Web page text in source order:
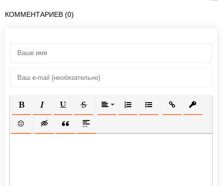
КОММЕНТАРИЕВ (0)
ПОЛУЖИРНЫЙ
КУРСИВПОДЧЕРКНУТЫЙ
ЗАЧЕРКНУТЫЙВЫРАВНИВАНИЕ
НУМЕРОВАННЫЙ СПИСОК
МАРКИРОВАННЫЙ
ВСТАВИТЬ
ВСТАВИТЬ СМАЙЛИК
ВСТАВКА СКРЫТОГО ТЕКСТА
ВСТАВКА ЦИТАТЫ
ВСТАВКА СПОЙЛЕРА